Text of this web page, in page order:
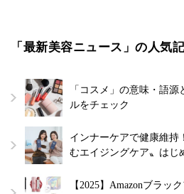
「最新美容ニュース」の人気
「コスメ」の意味・語
ルをチェック
インナーケアで健康維持
むエイジングケア〟はじ
【2025】Amazonブラッ